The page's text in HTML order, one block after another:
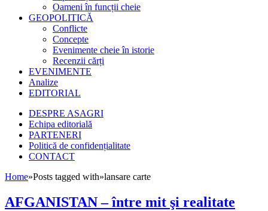
Oameni în funcții cheie
GEOPOLITICĂ
Conflicte
Concepte
Evenimente cheie în istorie
Recenzii cărți
EVENIMENTE
Analize
EDITORIAL
DESPRE ASAGRI
Echipa editorială
PARTENERI
Politică de confidențialitate
CONTACT
Home»Posts tagged with»lansare carte
AFGANISTAN – între mit şi realitate